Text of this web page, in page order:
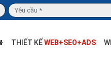
THIẾT KẾWEB+SEO+ADS